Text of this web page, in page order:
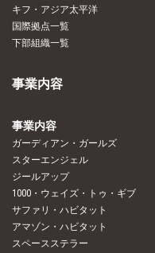
キフ・アジア太平洋
国際拠点一覧
下部組織一覧
事業内容
事業内容
ガーディアン・ガールズ
スターエンジェル
ジールアップ
1000・ウェイズ・トゥ・ギブ
サファリ・ハビタット
アマゾン・ハビタット
スペースステラー